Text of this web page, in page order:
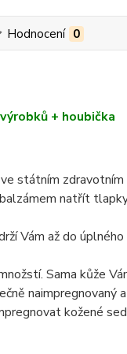
Hodnocení 0
+ houbička
státním zdravotním
natřít
Vám až do
Sama kůže
kožené